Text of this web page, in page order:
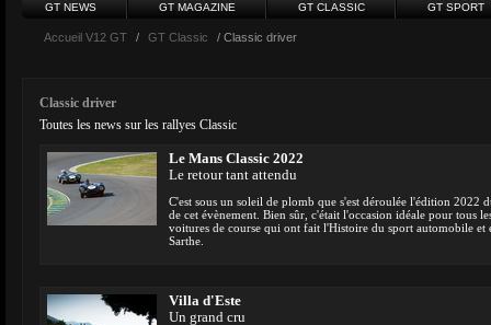
GT NEWS GT MAGAZINE GT CLASSIC GT SPORT
Accueil V12 GT / GT Classic / Classic driver
Classic driver
Toutes les news sur les rallyes Classic
Le Mans Classic 2022
Le retour tant attendu
C'est sous un soleil de plomb que s'est déroulée l'édition 2022
de cet évènement. Bien sûr, c'était l'occasion idéale pour tous
voitures de course qui ont fait l'Histoire du sport automobile
Sarthe.
Villa d'Este
Un grand cru